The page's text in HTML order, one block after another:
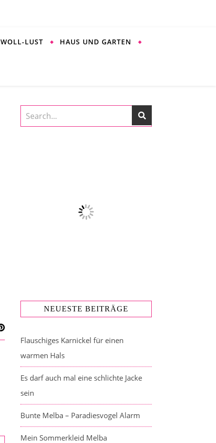
WOLL-LUST HAUS UND GARTEN
NEUESTE BEITRÄGE
Flauschiges Karnickel für einen
warmen Hals
Es darf auch mal eine schlichte Jacke
sein
Bunte Melba – Paradiesvogel Alarm
Mein Sommerkleid Melba